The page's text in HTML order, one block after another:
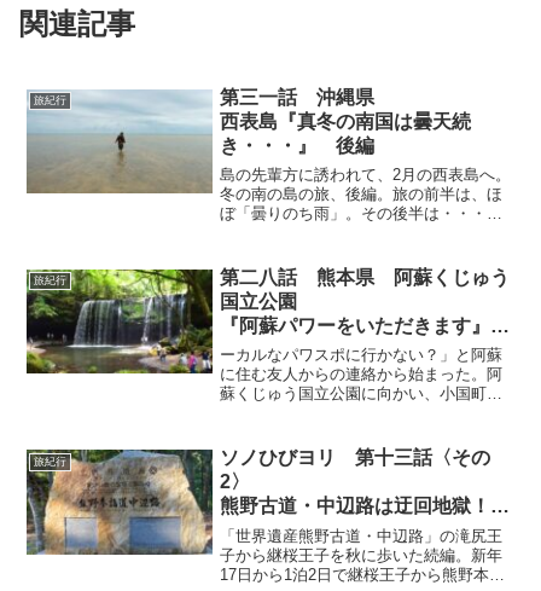
関連記事
旅紀行
第三一話 沖縄県
西表島『真冬の南国は曇天続
き・・・』 後編
島の先輩方に誘われて、2月の西表島へ。
冬の南の島の旅、後編。旅の前半は、ほ
ぼ「曇りのち雨」。その後半は・・・。
た。もちろん、島酒も。人情味を感じる
冬の西表、春や夏とは少し違う島を楽し
む。
旅紀行
第二八話 熊本県 阿蘇くじゅう
国立公園
『阿蘇パワーをいただきます』
前編
ーカルなパワスポに行かない？」と阿蘇
に住む友人からの連絡から始まった。阿
蘇くじゅう国立公園に向かい、小国町あ
ステリーロード」から南小国町にある
「縄文の聖地」と呼ばれる「押戸石の
丘」に訪問。
旅紀行
ソノひびヨリ 第十三話〈その
2〉
熊野古道・中辺路は迂回地獄！？
和歌山県 世界遺産熊野古道・中
辺路
「継桜王子〜農家民宿はる泊〜熊
「世界遺産熊野古道・中辺路」の滝尻王
子から継桜王子を秋に歩いた続編。新年
17日から1泊2日で継桜王子から熊野本宮